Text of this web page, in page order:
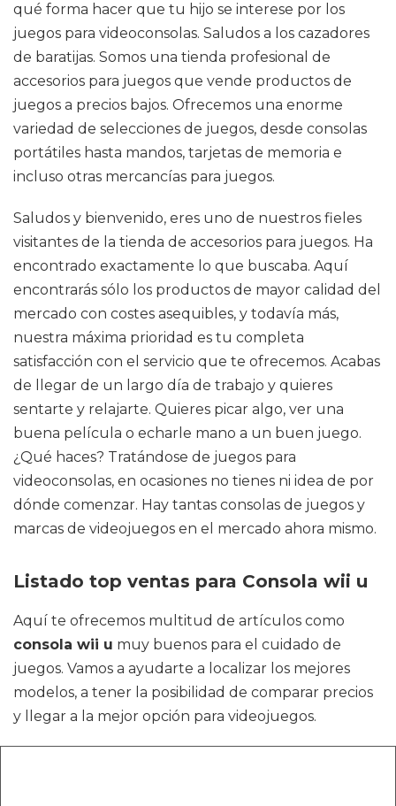
qué forma hacer que tu hijo se interese por los
juegos para videoconsolas. Saludos a los cazadores
de baratijas. Somos una tienda profesional de
accesorios para juegos que vende productos de
juegos a precios bajos. Ofrecemos una enorme
variedad de selecciones de juegos, desde consolas
portátiles hasta mandos, tarjetas de memoria e
incluso otras mercancías para juegos.
Saludos y bienvenido, eres uno de nuestros fieles
visitantes de la tienda de accesorios para juegos. Ha
encontrado exactamente lo que buscaba. Aquí
encontrarás sólo los productos de mayor calidad del
mercado con costes asequibles, y todavía más,
nuestra máxima prioridad es tu completa
satisfacción con el servicio que te ofrecemos. Acabas
de llegar de un largo día de trabajo y quieres
sentarte y relajarte. Quieres picar algo, ver una
buena película o echarle mano a un buen juego.
¿Qué haces? Tratándose de juegos para
videoconsolas, en ocasiones no tienes ni idea de por
dónde comenzar. Hay tantas consolas de juegos y
marcas de videojuegos en el mercado ahora mismo.
Listado top ventas para Consola wii u
Aquí te ofrecemos multitud de artículos como
consola wii u muy buenos para el cuidado de
juegos. Vamos a ayudarte a localizar los mejores
modelos, a tener la posibilidad de comparar precios
y llegar a la mejor opción para videojuegos.